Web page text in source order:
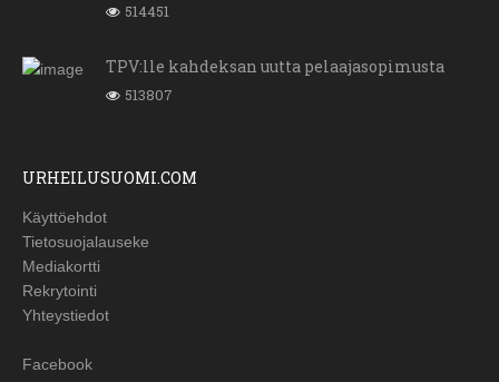
514451
TPV:lle kahdeksan uutta pelaajasopimusta
513807
URHEILUSUOMI.COM
Käyttöehdot
Tietosuojalauseke
Mediakortti
Rekrytointi
Yhteystiedot
Facebook